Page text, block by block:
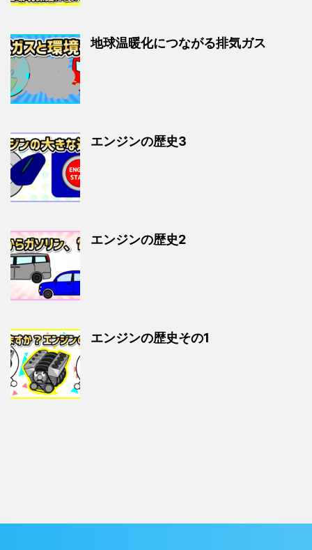
地球温暖化につながる排気ガス
エンジンの歴史3
エンジンの歴史2
エンジンの歴史その1